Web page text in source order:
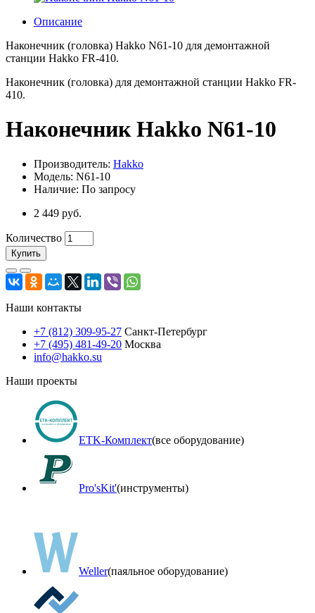
Описание
Наконечник (головка) Hakko N61-10 для демонтажной
станции Hakko FR-410.
Наконечник (головка) для демонтажной станции Hakko FR-
410.
Наконечник Hakko N61-10
Производитель: Hakko
Модель: N61-10
Наличие: По запросу
2 449 руб.
Количество
Купить
Наши контакты
+7 (812) 309-95-27 Санкт-Петербург
+7 (495) 481-49-20 Москва
info@hakko.su
Наши проекты
ETK-Комплект(все оборудование)
Pro'sKit'(инструменты)
Weller(паяльное оборудование)